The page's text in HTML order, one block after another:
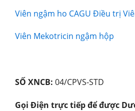
Viên ngậm ho CAGU Điều trị
Viên Mekotricin ngậm hộp
SỐ XNCB: 04/CPVS-STD
Gọi Điện trực tiếp để được